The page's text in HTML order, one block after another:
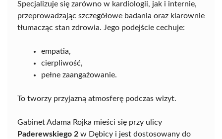
Specjalizuje się zarówno w kardiologii, jak i internie,
przeprowadzając szczegółowe badania oraz klarownie
tłumacząc stan zdrowia. Jego podejście cechuje:
empatia,
cierpliwość,
pełne zaangażowanie.
To tworzy przyjazną atmosferę podczas wizyt.
Gabinet Adama Rojka mieści się przy ulicy
Paderewskiego 2 w Dębicy i jest dostosowany do